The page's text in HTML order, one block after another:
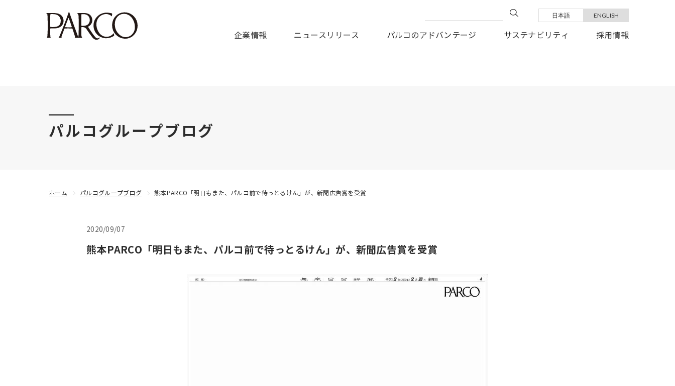
このたびの令和8年熊本地震により被害にあわれた皆様に謹んでお見舞い申しあげますとともに、被災地の一日も早い復旧を、心よりお祈り申しあげます。
日本語 ENGLISH
企業情報 ニュースリリース パルコのアドバンテージ サステナビリティ 採用情報
パルコグループブログ
2020/09/07
熊本PARCO「明日もまた、パルコ前で待っとるけん」が、新聞広告賞を受賞
ホーム パルコグループブログ 熊本PARCO「明日もまた、パルコ前で待っとるけん」が、新聞広告賞を受賞